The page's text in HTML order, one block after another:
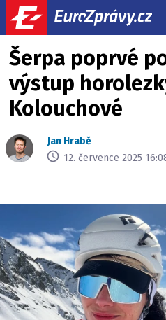
Šerpa poprvé
výstup
Kolouchové
Jan Hrabě
12. července 2025